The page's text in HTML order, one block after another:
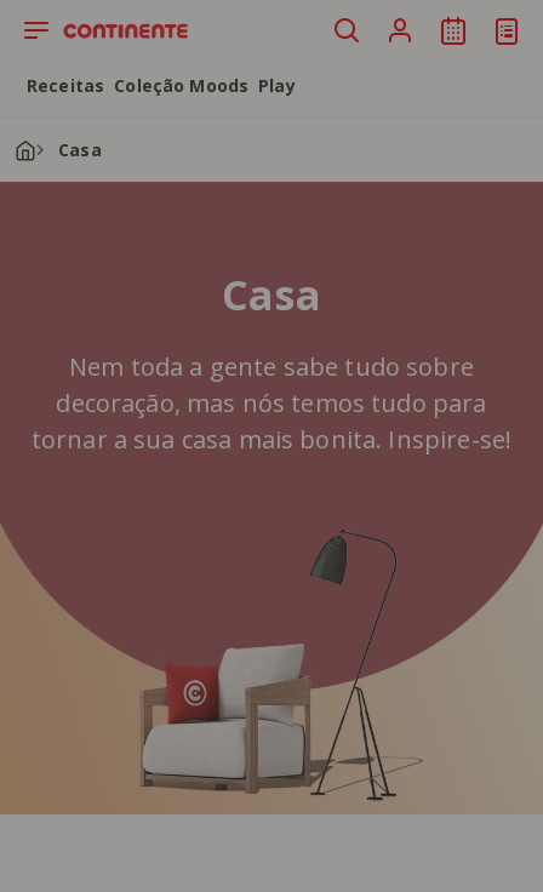
Saltar para o conteúdo principal
Receitas Coleção Moods Play
Casa
Casa
Nem toda a gente sabe tudo sobre
decoração, mas nós temos tudo para
tornar a sua casa mais bonita. Inspire-se!